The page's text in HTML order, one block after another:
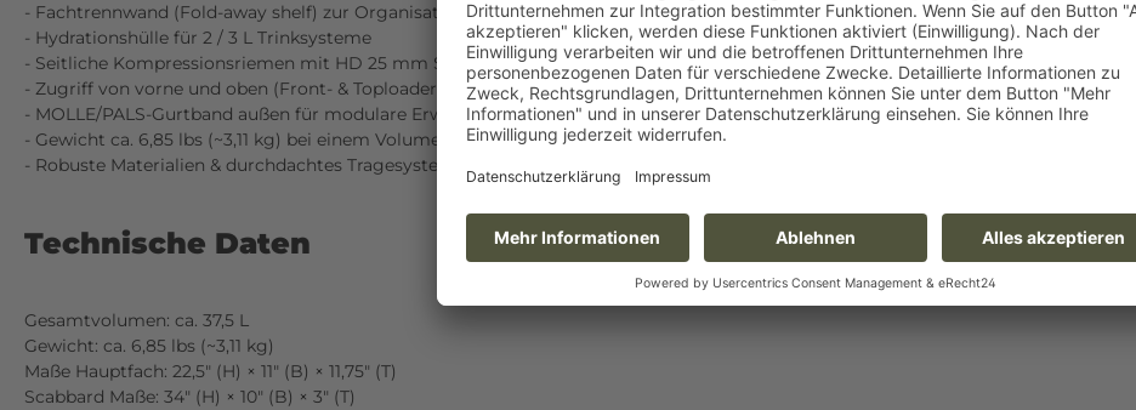
- Fachtrennwand (Fold-away shelf) zur Organisation von Top- und Bottom-Load
- Hydrationshülle für 2 / 3 L Trinksysteme
- Seitliche Kompressionsriemen mit HD 25 mm Schnallen – ideal für Tripods oder Stative
- Zugriff von vorne und oben (Front- & Toploader)
- MOLLE/PALS-Gurtband außen für modulare Erweiterungen
- Gewicht ca. 6,85 lbs (~3,11 kg) bei einem Volumen von etwa 37,5 L
- Robuste Materialien & durchdachtes Tragesystem mit Intex II- oder Gossamer-Rahmen-Option
Technische Daten
Gesamtvolumen: ca. 37,5 L
Gewicht: ca. 6,85 lbs (~3,11 kg)
Maße Hauptfach: 22,5″ (H) × 11″ (B) × 11,75″ (T)
Scabbard Maße: 34″ (H) × 10″ (B) × 3″ (T)